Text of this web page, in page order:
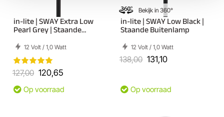
in-lite | SWAY Extra Low
Pearl Grey | Staande
12 Volt / 1,0 Watt
127,00 120,65
Op voorraad
Bekijk in 360°
in-lite | SWAY Low Black |
Staande Buitenlamp
12 Volt / 1,0 Watt
138,00 131,10
Op voorraad